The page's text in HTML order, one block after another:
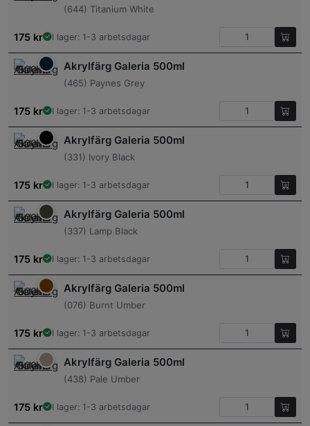
(644) Titanium White
175 kr I lager: 1-3 arbetsdagar
Akrylfärg Galeria 500ml
(465) Paynes Grey
175 kr I lager: 1-3 arbetsdagar
Akrylfärg Galeria 500ml
(331) Ivory Black
175 kr I lager: 1-3 arbetsdagar
Akrylfärg Galeria 500ml
(337) Lamp Black
175 kr I lager: 1-3 arbetsdagar
Akrylfärg Galeria 500ml
(076) Burnt Umber
175 kr I lager: 1-3 arbetsdagar
Akrylfärg Galeria 500ml
(438) Pale Umber
175 kr I lager: 1-3 arbetsdagar